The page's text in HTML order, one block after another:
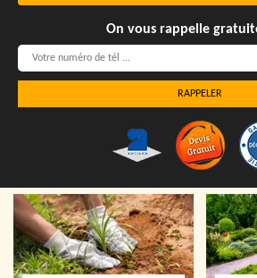
On vous rappelle